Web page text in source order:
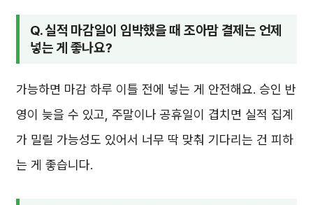
Q. 실적 마감일이 임박했을 때 조아맘 결제는 언제
넣는 게 좋나요?
가능하면 마감 하루 이틀 전에 넣는 게 안전해요. 승인 반
영이 늦을 수 있고, 주말이나 공휴일이 겹치면 실적 집계
가 밀릴 가능성도 있어서 너무 딱 맞춰 기다리는 건 피하
는 게 좋습니다.